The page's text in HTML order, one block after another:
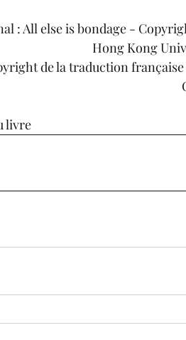
: All else is bondage -
Hong Kong
de la traduction
livre